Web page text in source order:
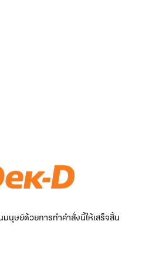
นุษย์ด้วยการทำคำสั่งนี้ให้เสร็จสิ้น